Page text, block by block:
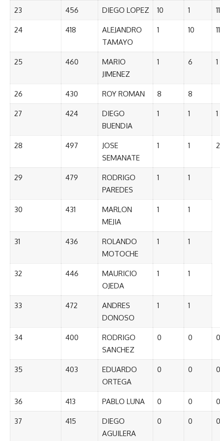
23 456 DIEGO LOPEZ 10 1 11
24 418
ALEJANDRO
TAMAYO
1 10 11
25 460
MARIO
JIMENEZ
1 6 1
26 430 ROY ROMAN 8 8
27 424
DIEGO
BUENDIA
1 1 1
28 497
JOSE
SEMANATE
1 1 2
29 479
RODRIGO
PAREDES
1 1
30 431
MARLON
MEJIA
1 1
31 436
ROLANDO
MOTOCHE
1 1
32 446
MAURICIO
OJEDA
1 1
33 472
ANDRES
DONOSO
1 1
34 400
RODRIGO
SANCHEZ
0 0 0
35 403
EDUARDO
ORTEGA
0 0 0
36 413 PABLO LUNA 0 0 0
37 415
DIEGO
AGUILERA
0 0 0